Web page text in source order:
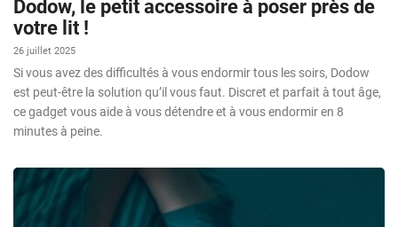
Dodow, le petit accessoire à poser près de
votre lit !
26 juillet 2025
Si vous avez des difficultés à vous endormir tous les soirs, Dodow
est peut-être la solution qu’il vous faut. Discret et parfait à tout âge,
ce gadget vous aide à vous détendre et à vous endormir en 8
minutes à peine.